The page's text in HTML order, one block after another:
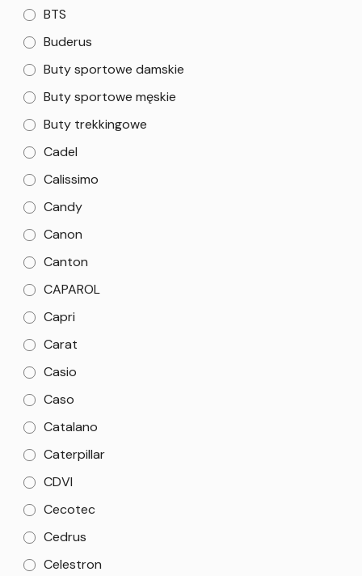
BTS
Buderus
Buty sportowe damskie
Buty sportowe męskie
Buty trekkingowe
Cadel
Calissimo
Candy
Canon
Canton
CAPAROL
Capri
Carat
Casio
Caso
Catalano
Caterpillar
CDVI
Cecotec
Cedrus
Celestron